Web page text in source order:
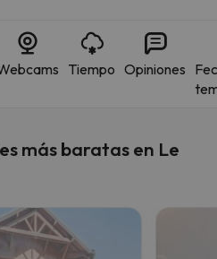
Tiempo Opiniones
más baratas en Le